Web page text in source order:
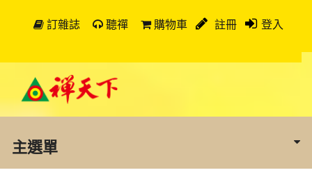
訂雜誌 聽禪 購物車 註冊 登入
主選單